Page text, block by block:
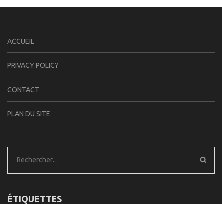
ACCUEIL
PRIVACY POLICY
CONTACT
PLAN DU SITE
Rechercher :
ÉTIQUETTES